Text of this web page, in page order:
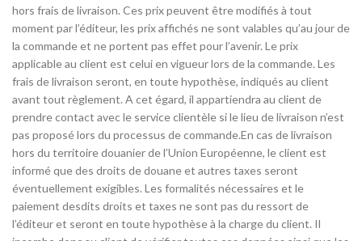
hors frais de livraison. Ces prix peuvent être modifiés à tout
moment par l’éditeur, les prix affichés ne sont valables qu’au jour de
la commande et ne portent pas effet pour l’avenir. Le prix
applicable au client est celui en vigueur lors de la commande. Les
frais de livraison seront, en toute hypothèse, indiqués au client
avant tout règlement. A cet égard, il appartiendra au client de
prendre contact avec le service clientèle si le lieu de livraison n’est
pas proposé lors du processus de commande.En cas de livraison
hors du territoire douanier de l’Union Européenne, le client est
informé que des droits de douane et autres taxes seront
éventuellement exigibles. Les formalités nécessaires et le
paiement desdits droits et taxes ne sont pas du ressort de
l’éditeur et seront en toute hypothèse à la charge du client. Il